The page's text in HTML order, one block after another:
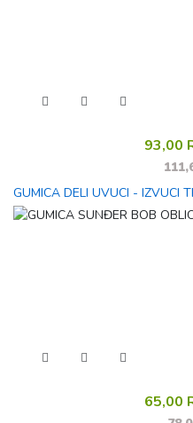
93,00
GUMICA DELI UVUCI - IZVUCI
65,00